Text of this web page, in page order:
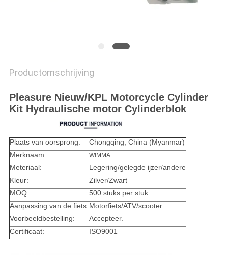
Productomschrijving
Pleasure Nieuw/KPL Motorcycle Cylinder
Kit Hydraulische motor Cylinderblok
Plaats van oorsprong:
Chongqing, China (Myanmar)
Merknaam:
WIMMA
Meteriaal:
Legering/gelegde ijzer/andere
Kleur:
Zilver/Zwart
MOQ:
500 stuks per stuk
Aanpassing van de fiets:Motorfiets/ATV/scooter
Voorbeeldbestelling:
Accepteer.
Certificaat:
ISO9001